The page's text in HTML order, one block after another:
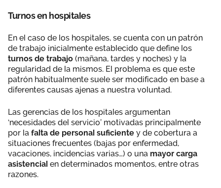
Turnos en hospitales
En el caso de los hospitales, se cuenta con un patrón
de trabajo inicialmente establecido que define los
turnos de trabajo (mañana, tardes y noches) y la
regularidad de la mismos. El problema es que este
patrón habitualmente suele ser modificado en base a
diferentes causas ajenas a nuestra voluntad.
Las gerencias de los hospitales argumentan
‘necesidades del servicio’ motivadas principalmente
por la falta de personal suficiente y de cobertura a
situaciones frecuentes (bajas por enfermedad,
vacaciones, incidencias varias…) o una mayor carga
asistencial en determinados momentos, entre otras
razones.